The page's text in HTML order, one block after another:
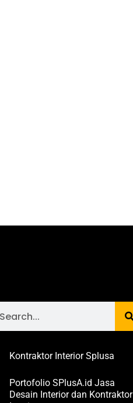
Kontraktor Interior Splusa
Portofolio SPlusA.id Jasa
Desain Interior dan Kontraktor